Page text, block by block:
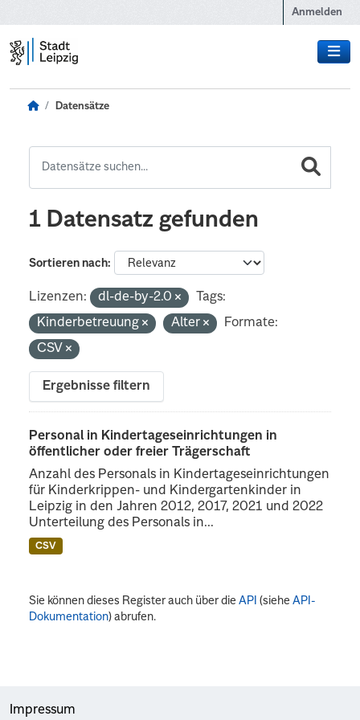
Anmelden
Datensätze
1 Datensatz gefunden
Sortieren nach
Lizenzen: dl-de-by-2.0
Tags:
Kinderbetreuung
Alter
Formate:
CSV
Ergebnisse filtern
Personal in Kindertageseinrichtungen in
öffentlicher oder freier Trägerschaft
Anzahl des Personals in Kindertageseinrichtungen
für Kinderkrippen- und Kindergartenkinder in
Leipzig in den Jahren 2012, 2017, 2021 und 2022
Unterteilung des Personals in...
CSV
Sie können dieses Register auch über dieAPI (sieheAPI-
Dokumentation) abrufen.
Impressum